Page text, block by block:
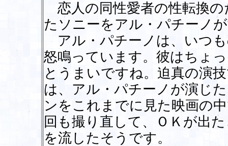
恋人の同性愛者の性転換
たソニーをアル・パチーノ
アル・パチーノは、いつ
怒鳴っています。彼はちょ
とうまいですね。迫真の演
は、アル・パチーノが演じ
ンをこれまでに見た映画の
回も撮り直して、ＯＫが出
を流したそうです。